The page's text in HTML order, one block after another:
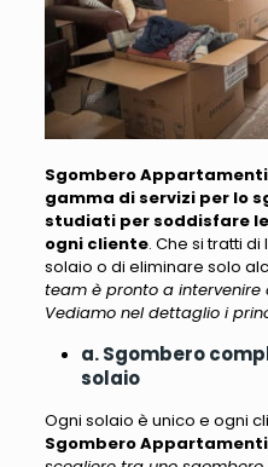
Sgombero
gamma di servizi per lo
studiati per soddisfare
ogni cliente. Che si tratti
solaio o di eliminare solo
team è pronto a intervenire
Vediamo nel dettaglio i
a. Sgombero
solaio
Ogni solaio è unico e ogni
Sgombero Appartamenti